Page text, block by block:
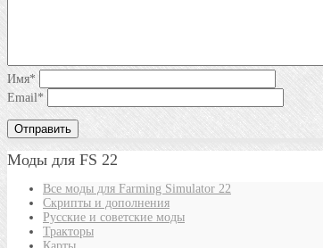
Имя*
Email*
Моды для FS 22
Все моды для Farming Simulator 22
Скрипты и дополнения
Русские и советские моды
Тракторы
Карты